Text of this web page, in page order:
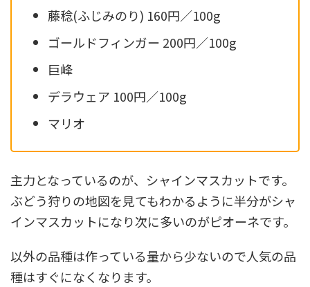
藤稔(ふじみのり) 160円／100g
ゴールドフィンガー 200円／100g
巨峰
デラウェア 100円／100g
マリオ
主力となっているのが、シャインマスカットです。
ぶどう狩りの地図を見てもわかるように半分がシャ
インマスカットになり次に多いのがピオーネです。
以外の品種は作っている量から少ないので人気の品
種はすぐになくなります。